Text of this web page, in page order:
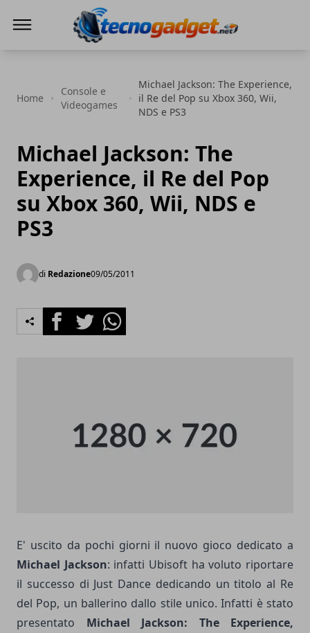
Home
Console e
Videogames
Michael Jackson: The Experience,
il Re del Pop su Xbox 360, Wii,
NDS e PS3
Michael Jackson: The
Experience, il Re del Pop
su Xbox 360, Wii, NDS e
PS3
di Redazione09/05/2011
FacebookTwitterWhatsapp
E' uscito da pochi giorni il nuovo gioco dedicato a
Michael Jackson: infatti Ubisoft ha voluto riportare
il successo di Just Dance dedicando un titolo al Re
del Pop, un ballerino dallo stile unico. Infatti è stato
presentato Michael Jackson: The Experience,